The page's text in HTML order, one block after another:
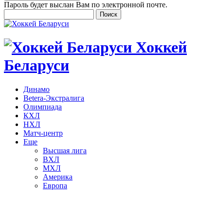
Пароль будет выслан Вам по электронной почте.
Хоккей
Беларуси
Динамо
Betera-Экстралига
Олимпиада
КХЛ
НХЛ
Матч-центр
Еще
Высшая лига
ВХЛ
МХЛ
Америка
Европа